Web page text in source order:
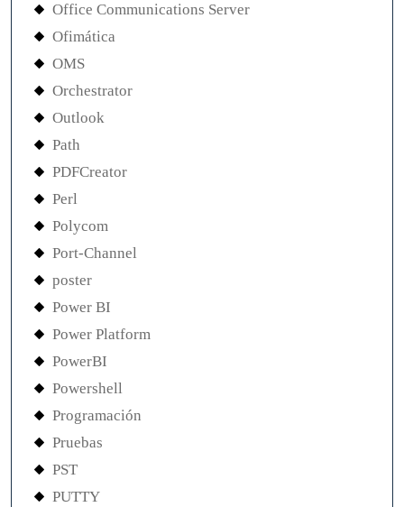
Office Communications Server
Ofimática
OMS
Orchestrator
Outlook
Path
PDFCreator
Perl
Polycom
Port-Channel
poster
Power BI
Power Platform
PowerBI
Powershell
Programación
Pruebas
PST
PUTTY